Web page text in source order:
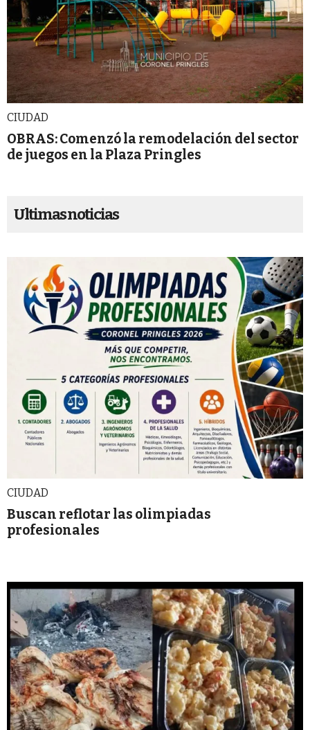
CIUDAD
OBRAS: Comenzó la remodelación del sector
de juegos en la Plaza Pringles
Ultimas noticias
CIUDAD
Buscan reflotar las olimpiadas
profesionales